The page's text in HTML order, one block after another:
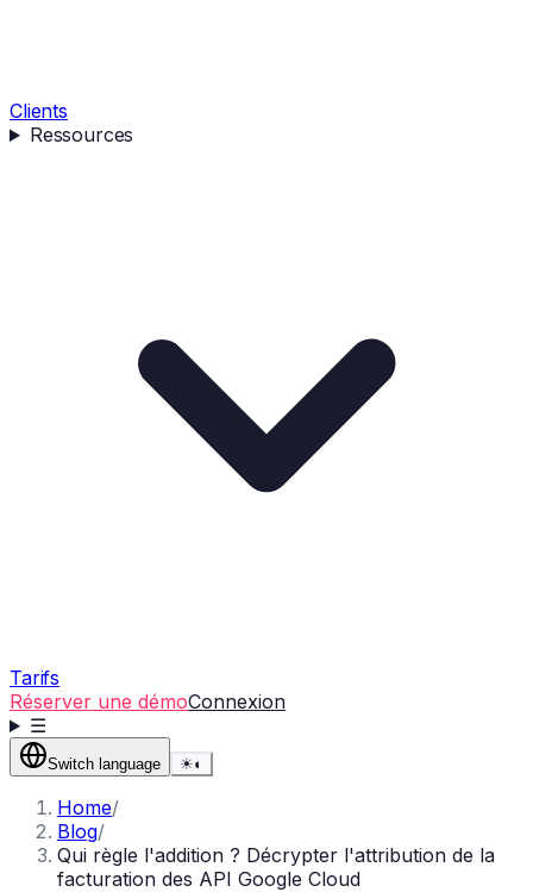
Clients
Ressources
Tarifs
Réserver une démoConnexion
☰
Switch language ☀◐
Home/
Blog/
Qui règle l'addition ? Décrypter l'attribution de la
facturation des API Google Cloud